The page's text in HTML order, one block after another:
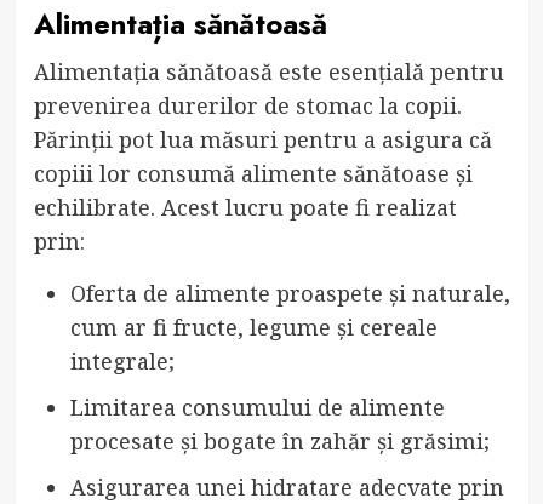
Alimentația sănătoasă
Alimentația sănătoasă este esențială pentru
prevenirea durerilor de stomac la copii.
Părinții pot lua măsuri pentru a asigura că
copiii lor consumă alimente sănătoase și
echilibrate. Acest lucru poate fi realizat
prin:
Oferta de alimente proaspete și naturale,
cum ar fi fructe, legume și cereale
integrale;
Limitarea consumului de alimente
procesate și bogate în zahăr și grăsimi;
Asigurarea unei hidratare adecvate prin